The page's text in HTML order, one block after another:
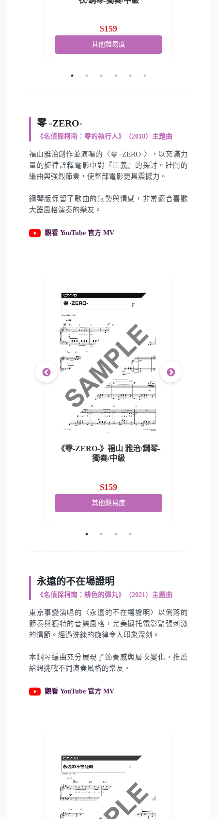
$159
其他難易度
零 -ZERO-
《名偵探柯南：零的執行人》（2018）主題曲
福山雅治創作並演唱的〈零 -ZERO-〉，以充滿力
量的旋律詮釋電影中對『正義』的探討。壯闊的
編曲與強烈節奏，使整部電影更具震撼力。
鋼琴版保留了歌曲的氣勢與情感，非常適合喜歡
大器風格演奏的樂友。
觀看 YouTube 官方 MV
《零-ZERO-》福山 雅治/鋼琴-
獨奏/中級
$159
其他難易度
永遠的不在場證明
《名偵探柯南：緋色的彈丸》（2021）主題曲
東京事變演唱的〈永遠的不在場證明〉以俐落的
節奏與獨特的音樂風格，完美襯托電影緊張刺激
的情節。經過洗鍊的旋律令人印象深刻。
本鋼琴編曲充分展現了節奏感與層次變化，推薦
給想挑戰不同演奏風格的樂友。
觀看 YouTube 官方 MV